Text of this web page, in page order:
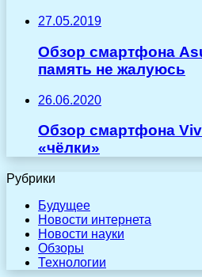
27.05.2019
Обзор смартфона
память не жалуюсь
26.06.2020
Обзор смартфона
«чёлки»
Рубрики
Будущее
Новости интернета
Новости науки
Обзоры
Технологии